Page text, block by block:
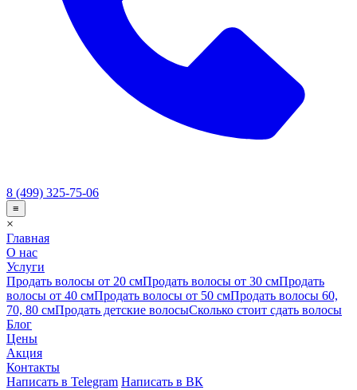
8 (499) 325-75-06
≡
×
Главная
О нас
Услуги
Продать волосы от 20 смПродать волосы от 30 смПродать
волосы от 40 смПродать волосы от 50 смПродать волосы 60,
70, 80 смПродать детские волосыСколько стоит сдать волосы
Блог
Цены
Акция
Контакты
Написать в Telegram Написать в ВК